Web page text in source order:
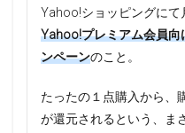
Yahoo!ショッピングにて
Yahoo!プレミアム会員向
ンペーンのこと。
たったの１点購入から、
が還元されるという、ま